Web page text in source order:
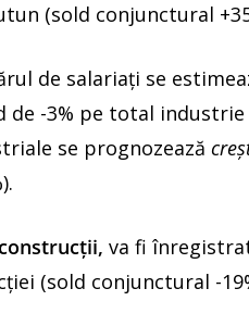
(sold conjunctural
de salariaţi se
de -3% pe total
se prognozează
construcţii, va fi
(sold conjunctural -